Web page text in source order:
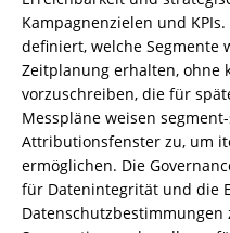
Kampagnenzielen und
definiert, welche Segmente
Zeitplanung erhalten, ohne
vorzuschreiben, die für
Messpläne weisen
Attributionsfenster zu, um
ermöglichen. Die
für Datenintegrität und die